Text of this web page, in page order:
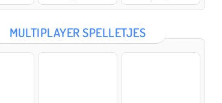
MULTIPLAYER SPELLETJES